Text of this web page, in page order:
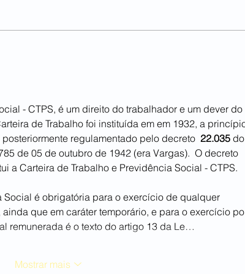
- CTPS, é um direito do trabalhador e um dever do
de Trabalho foi instituída em em 1932, a
regulamentado pelo decreto 22.035
de 05 de outubro de 1942 (era Vargas).  O decreto
a Carteira de Trabalho e Previdência Social - CTPS.
que em caráter temporário, e para o exercício
remunerada é o texto do artigo 13 da Le…
Mostrar mais